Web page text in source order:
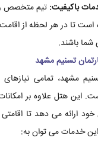
باکیفیت: تیم متخصص
است تا در هر لحظه از
شما باشند.
تسنیم مشهد
مشهد، تمامی
این هتل علاوه بر
خود ارائه می دهد تا
این خدمات می توان به: